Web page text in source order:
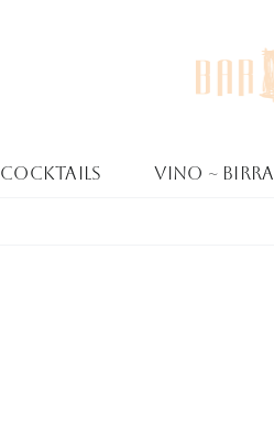
Cocktails Vino ~ Birra